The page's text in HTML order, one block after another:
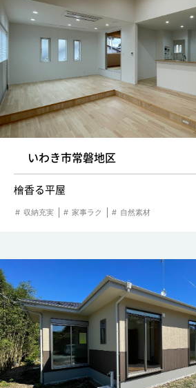
営業時間／9：00〜17：30
定休日／土日祝
※事前連絡で定休日も対応可
イベント情報
資料請求・お問い合
いわき市常磐地区
檜香る平屋
収納充実 家事ラク 自然素材